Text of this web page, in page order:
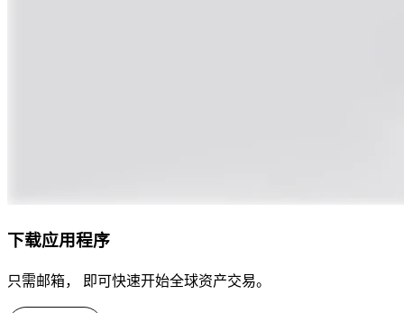
下载应用程序
只需邮箱， 即可快速开始全球资产交易。